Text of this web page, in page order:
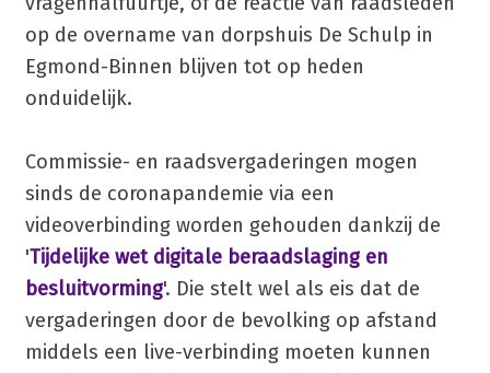
op de overname van dorpshuis De Schulp in
Egmond-Binnen blijven tot op heden
onduidelijk.
Commissie- en raadsvergaderingen mogen
sinds de coronapandemie via een
videoverbinding worden gehouden dankzij de
'Tijdelijke wet digitale beraadslaging en
besluitvorming'. Die stelt wel als eis dat de
vergaderingen door de bevolking op afstand
middels een live-verbinding moeten kunnen